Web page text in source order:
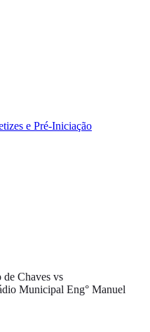
e Pré-Iniciação
Chaves vs
Municipal Eng° Manuel